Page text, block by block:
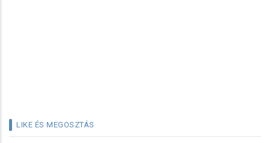
LIKE ÉS MEGOSZTÁS